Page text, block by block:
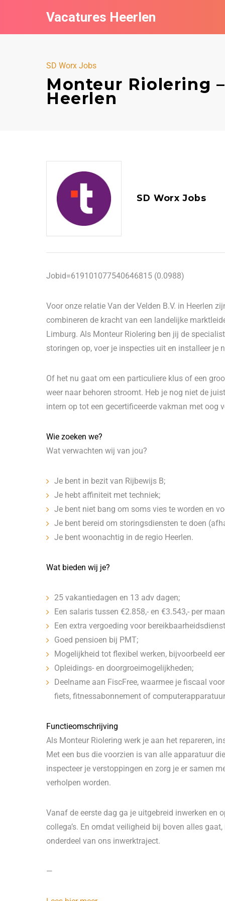
Vacatures Heerlen
SD Worx Jobs
Monteur Riolering
Heerlen
SD Worx Jobs
Jobid=619101077540646815 (0.0988)
Voor onze relatie Van der Velden B.V. in Heerlen
combineren de kracht van een landelijke
Limburg. Als Monteur Riolering ben jij de
storingen op, voer je inspecties uit en installeer je
Of het nu gaat om een particuliere klus of een
weer naar behoren stroomt. Heb je nog niet de
intern op tot een gecertificeerde vakman met oog
Wie zoeken we?
Wat verwachten wij van jou?
Je bent in bezit van Rijbewijs B;
Je hebt affiniteit met techniek;
Je bent niet bang om soms vies te worden en
Je bent bereid om storingsdiensten te doen
Je bent woonachtig in de regio Heerlen.
Wat bieden wij je?
25 vakantiedagen en 13 adv dagen;
Een salaris tussen €2.858,- en €3.543,- per
Een extra vergoeding voor
Goed pensioen bij PMT;
Mogelijkheid tot flexibel werken, bijvoorbeeld
Opleidings- en doorgroeimogelijkheden;
Deelname aan FiscFree, waarmee je fiscaal
fiets, fitnessabonnement of
Functieomschrijving
Als Monteur Riolering werk je aan het repareren,
Met een bus die voorzien is van alle apparatuur
inspecteer je verstoppingen en zorg je er samen
verholpen worden.
Vanaf de eerste dag ga je uitgebreid inwerken en
collega’s. En omdat veiligheid bij boven alles
onderdeel van ons inwerktraject.
—